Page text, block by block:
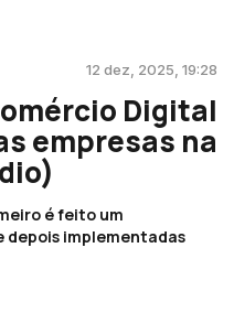
12 dez, 2025, 19:28
Digital
empresas na
é feito um
depois implementadas